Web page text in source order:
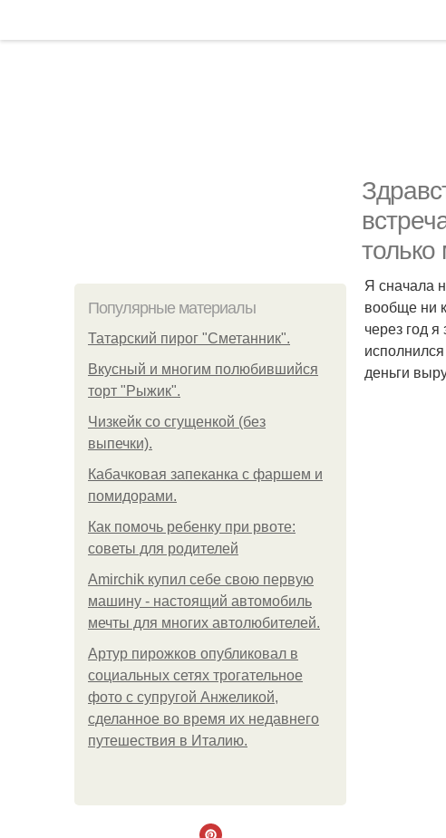
Популярные материалы
Татарский пирог "Сметанник".
Вкусный и многим полюбившийся
торт "Рыжик".
Чизкейк со сгущенкой (без
выпечки).
Кабачковая запеканка с фаршем и
помидорами.
Как помочь ребенку при рвоте:
советы для родителей
Amirchik купил себе свою первую
машину - настоящий автомобиль
мечты для многих автолюбителей.
Артур пирожков опубликовал в
социальных сетях трогательное
фото с супругой Анжеликой,
сделанное во время их недавнего
путешествия в Италию.
Я сначала
вообще ни
через год
деньги